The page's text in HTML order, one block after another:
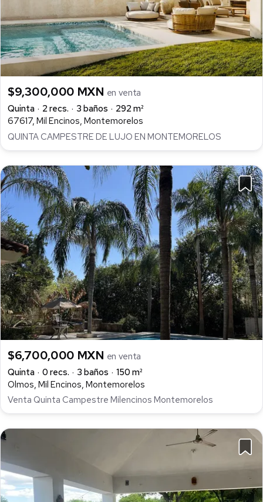
$9,300,000 MXN en venta
Quinta
2 recs. 3 baños
292 m²
67617, Mil Encinos, Montemorelos
QUINTA CAMPESTRE DE LUJO EN MONTEMORELOS
$6,700,000 MXN en venta
Quinta
0 recs. 3 baños
150 m²
Olmos, Mil Encinos, Montemorelos
Venta Quinta Campestre Milencinos Montemorelos